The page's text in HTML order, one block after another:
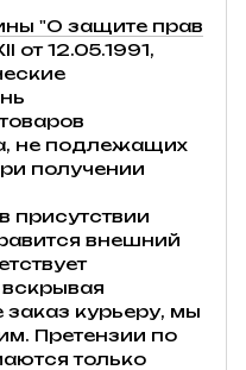
"О защите прав
от 12.05.1991,
не подлежащих
получении
присутствии
внешний
курьеру, мы
Претензии по
только